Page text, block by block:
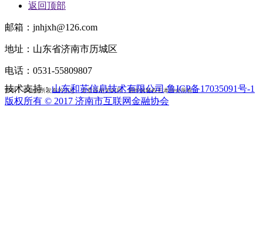
返回顶部
邮箱：jnhjxh@126.com
地址：山东省济南市历城区
电话：0531-55809807
声明：本协会所发布的信息、文章等相关内容，最终解释权归本协会所有。
技术支持：山东和苏信息技术有限公司 鲁ICP备17035091号-1
版权所有 © 2017 济南市互联网金融协会